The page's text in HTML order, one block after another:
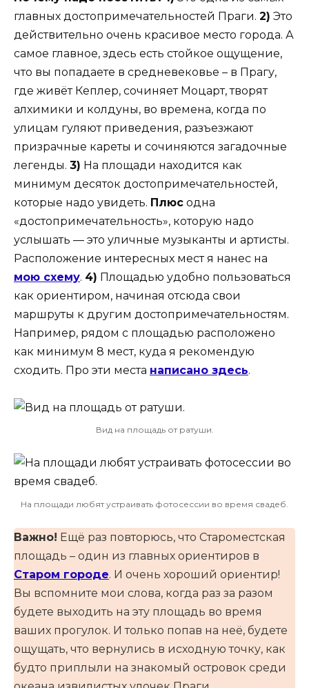
главных достопримечательностей Праги. 2) Это
действительно очень красивое место города. А
самое главное, здесь есть стойкое ощущение,
что вы попадаете в средневековье – в Прагу,
где живёт Кеплер, сочиняет Моцарт, творят
алхимики и колдуны, во времена, когда по
улицам гуляют приведения, разъезжают
призрачные кареты и сочиняются загадочные
легенды. 3) На площади находится как
минимум десяток достопримечательностей,
которые надо увидеть. Плюс одна
«достопримечательность», которую надо
услышать — это уличные музыканты и артисты.
Расположение интересных мест я нанес на
мою схему. 4) Площадью удобно пользоваться
как ориентиром, начиная отсюда свои
маршруты к другим достопримечательностям.
Например, рядом с площадью расположено
как минимум 8 мест, куда я рекомендую
сходить. Про эти места написано здесь.
Вид на площадь от ратуши.
На площади любят устраивать фотосессии во время свадеб.
Важно! Ещё раз повторюсь, что Староместская
площадь – один из главных ориентиров в
Старом городе. И очень хороший ориентир!
Вы вспомните мои слова, когда раз за разом
будете выходить на эту площадь во время
ваших прогулок. И только попав на неё, будете
ощущать, что вернулись в исходную точку, как
будто приплыли на знакомый островок среди